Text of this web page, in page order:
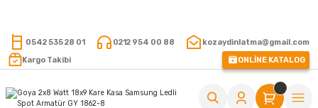
0542 535 28 01 0212 954 00 88
kozaydinlatma@gmail.com
Kargo Takibi
ONLİNE KATALOG